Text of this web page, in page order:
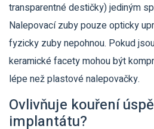
transparentné destičky) jediným
Nalepovací zuby pouze opticky
fyzicky zuby nepohnou. Pokud
keramické facety mohou být
lépe než plastové nalepovačky.
Ovlivňuje kouření
implantátu?